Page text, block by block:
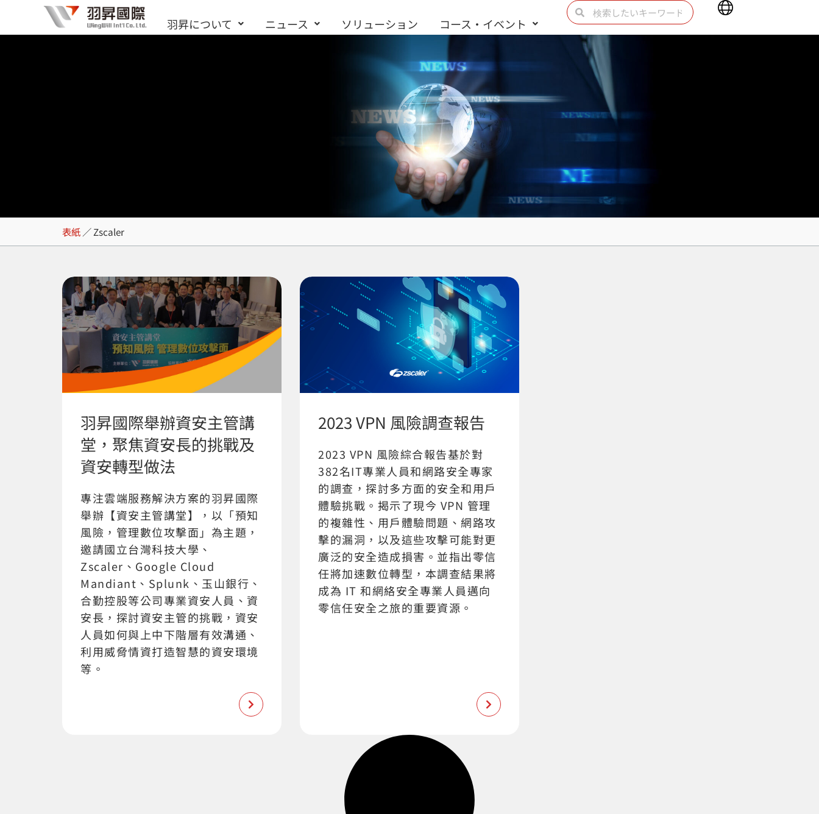
容
羽昇について ニュース ソリューション コース・イベント
検
索 索
Main
Menu
Zscaler
表紙 ／Zscaler
羽昇國際舉辦資安主管講
堂，聚焦資安長的挑戰及
資安轉型做法
專注雲端服務解決方案的羽昇國際
舉辦【資安主管講堂】，以「預知
風險，管理數位攻擊面」為主題，
邀請國立台灣科技大學、
Zscaler、Google Cloud
Mandiant、Splunk、玉山銀行、
合勤控股等公司專業資安人員、資
安長，探討資安主管的挑戰，資安
人員如何與上中下階層有效溝通、
利用威脅情資打造智慧的資安環境
等。
2023 VPN 風險調查報告
2023 VPN 風險綜合報告基於對
382名IT專業人員和網路安全專家
的調查，探討多方面的安全和用戶
體驗挑戰。揭示了現今 VPN 管理
的複雜性、用戶體驗問題、網路攻
擊的漏洞，以及這些攻擊可能對更
廣泛的安全造成損害。並指出零信
任將加速數位轉型，本調查結果將
成為 IT 和網絡安全專業人員邁向
零信任安全之旅的重要資源。